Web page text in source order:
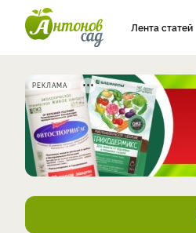
Лента статей
РЕКЛАМА